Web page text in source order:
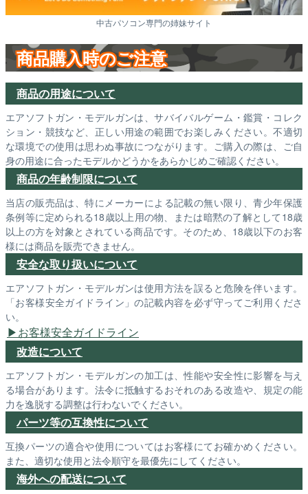
中古パソコン専門の姉妹サイト
商品購入時のご注意
商品の用途について
エアソフトガン・モデルガンは、サバイバルゲーム・鑑賞・コレク
ション・競技など、正しい用途の範囲でお楽しみください。不適切
な環境での使用は思わぬ事故につながります。ご購入の際は、ご自
身の用途に合ったモデルかどうかをあらかじめご確認ください。
商品の年齢制限について
当店の販売品は、特にメーカーによる記載の無い限り、青少年保護
条例等に定められる18歳以上用の物、または暗黙の了解として18歳
以上の方を対象とされている商品です。そのため、18歳以下のお客
様には商品を販売できません。
安全な取り扱いについて
エアソフトガン・モデルガンは使用方法を誤ると危険を伴います。
「お客様安全ガイドライン」の記載内容を必ず守ってご利用くださ
い。
お客様安全ガイドライン
改造について
エアソフトガン・モデルガンの加工は、性能や安全性に影響を与え
る場合があります。法令に抵触するおそれのある改造や、規定の能
力を逸脱する調整は行わないでください。
パーツ等の互換性について
互換パーツの適合や使用についてはお客様にてお確かめください。
また、適切な使用と法令順守を最優先にしてください。
海外への配送について